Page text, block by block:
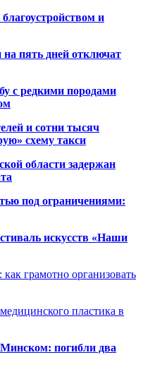
и
пять дней отключат
с редкими породами
и сотни тысяч
схему такси
области задержан
под ограничениями:
искусств «Наши
грамотно организовать
пластика в
погибли два